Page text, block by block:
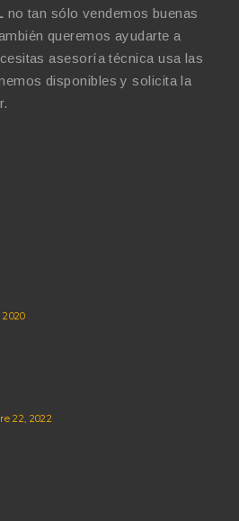
no tan sólo vendemos buenas
queremos ayudarte a
asesoría técnica usa las
disponibles y solicita la
2020
22, 2022